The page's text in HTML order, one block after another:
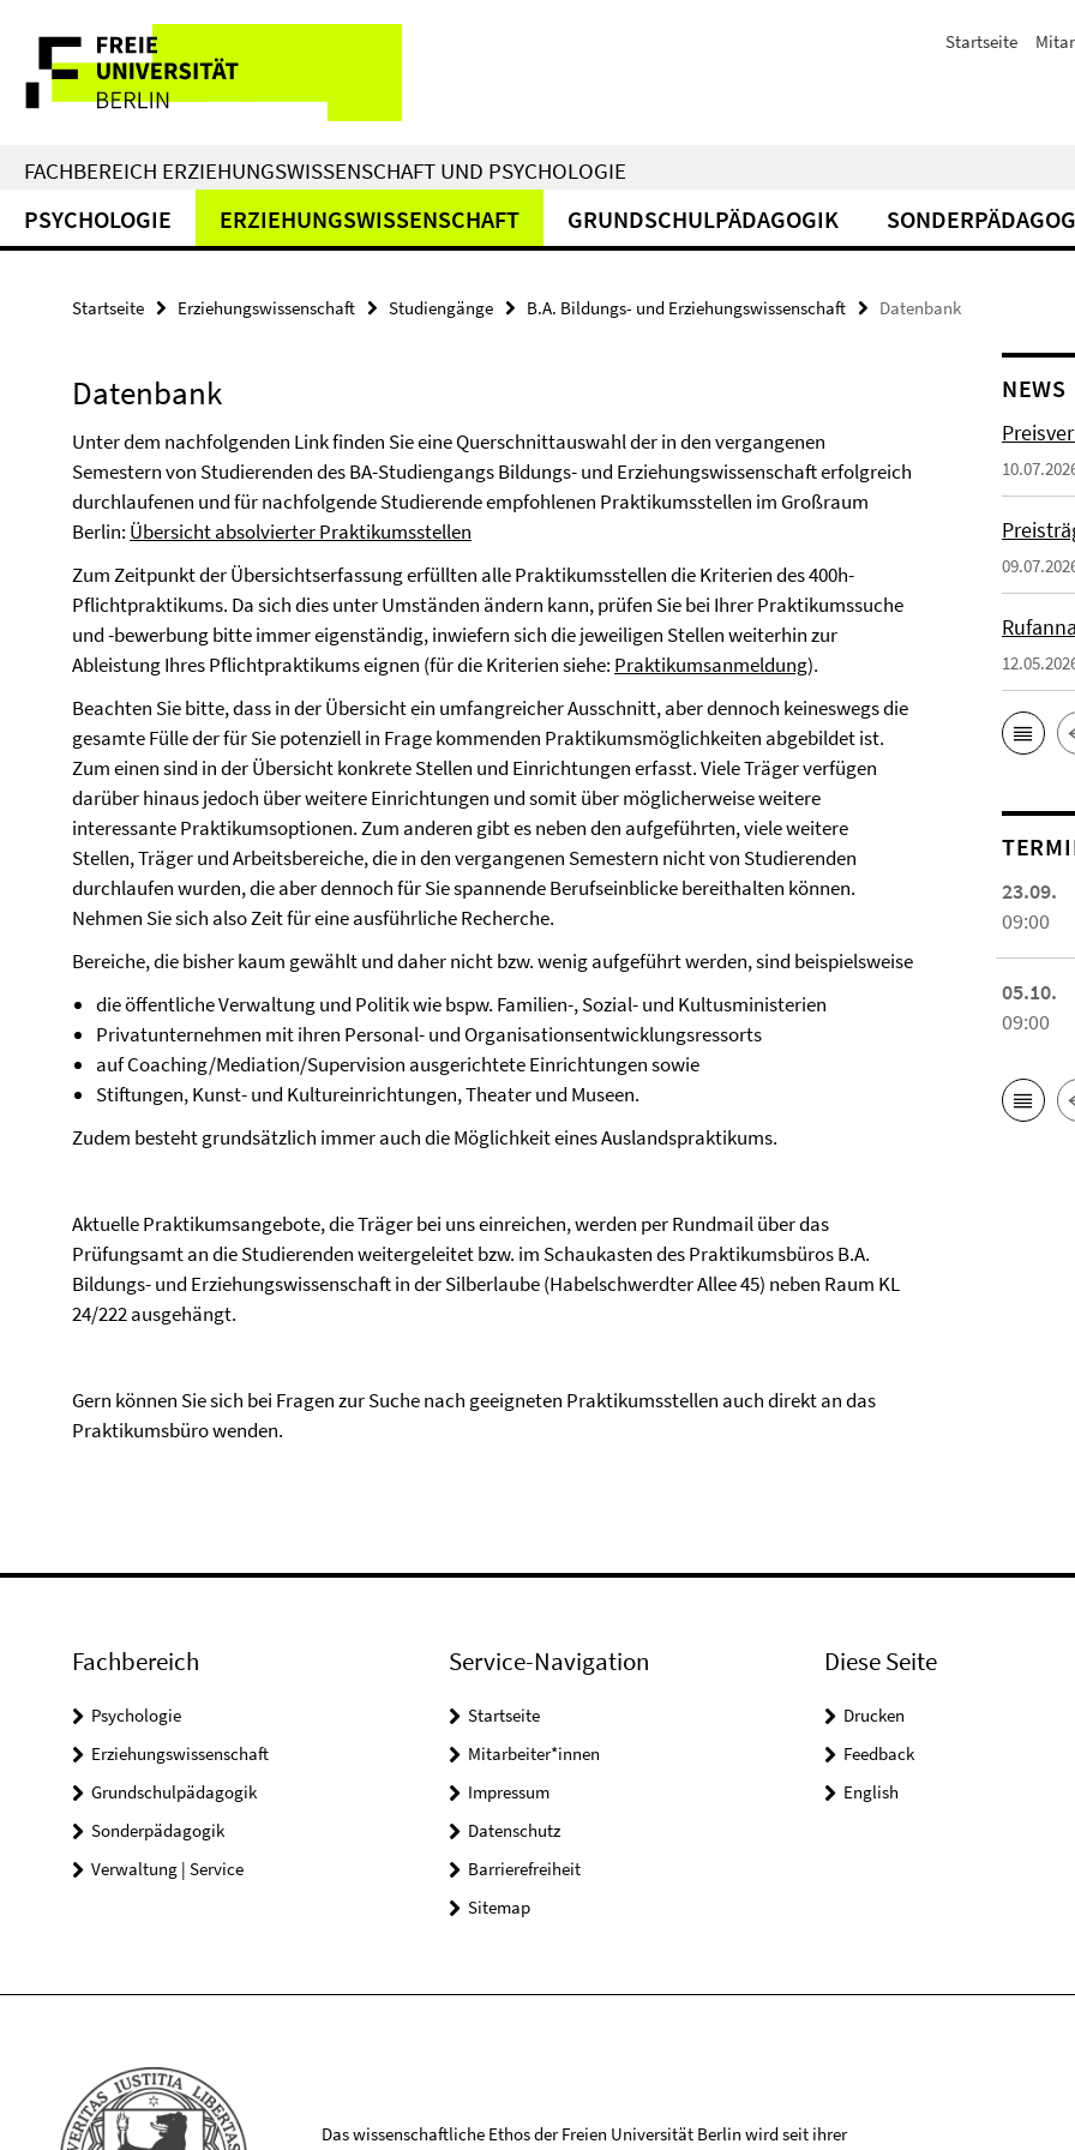
direkt
Inhalt
Service-
Navigation
Startseite
FACHBEREICH ERZIEHUNGSWISSENSCHAFT UND PSYCHOLOGIE
PSYCHOLOGIE ERZIEHUNGSWISSENSCHAFT GRUNDSCHULPÄDAGOGIK
Startseite Erziehungswissenschaft Studiengänge B.A. Bildungs- und Erziehungswissenschaft Datenbank
Datenbank
Unter dem nachfolgenden Link finden Sie eine Querschnittauswahl der in den vergangenen
Semestern von Studierenden des BA-Studiengangs Bildungs- und Erziehungswissenschaft erfolgreich
durchlaufenen und für nachfolgende Studierende empfohlenen Praktikumsstellen im Großraum
Berlin: Übersicht absolvierter Praktikumsstellen
Zum Zeitpunkt der Übersichtserfassung erfüllten alle Praktikumsstellen die Kriterien des 400h-
Pflichtpraktikums. Da sich dies unter Umständen ändern kann, prüfen Sie bei Ihrer Praktikumssuche
und -bewerbung bitte immer eigenständig, inwiefern sich die jeweiligen Stellen weiterhin zur
Ableistung Ihres Pflichtpraktikums eignen (für die Kriterien siehe: Praktikumsanmeldung).
Beachten Sie bitte, dass in der Übersicht ein umfangreicher Ausschnitt, aber dennoch keineswegs die
gesamte Fülle der für Sie potenziell in Frage kommenden Praktikumsmöglichkeiten abgebildet ist.
Zum einen sind in der Übersicht konkrete Stellen und Einrichtungen erfasst. Viele Träger verfügen
darüber hinaus jedoch über weitere Einrichtungen und somit über möglicherweise weitere
interessante Praktikumsoptionen. Zum anderen gibt es neben den aufgeführten, viele weitere
Stellen, Träger und Arbeitsbereiche, die in den vergangenen Semestern nicht von Studierenden
durchlaufen wurden, die aber dennoch für Sie spannende Berufseinblicke bereithalten können.
Nehmen Sie sich also Zeit für eine ausführliche Recherche.
Bereiche, die bisher kaum gewählt und daher nicht bzw. wenig aufgeführt werden, sind beispielsweise
die öffentliche Verwaltung und Politik wie bspw. Familien-, Sozial- und Kultusministerien
Privatunternehmen mit ihren Personal- und Organisationsentwicklungsressorts
auf Coaching/Mediation/Supervision ausgerichtete Einrichtungen sowie
Stiftungen, Kunst- und Kultureinrichtungen, Theater und Museen.
Zudem besteht grundsätzlich immer auch die Möglichkeit eines Auslandspraktikums.
Aktuelle Praktikumsangebote, die Träger bei uns einreichen, werden per Rundmail über das
Prüfungsamt an die Studierenden weitergeleitet bzw. im Schaukasten des Praktikumsbüros B.A.
Bildungs- und Erziehungswissenschaft in der Silberlaube (Habelschwerdter Allee 45) neben Raum KL
24/222 ausgehängt.
Gern können Sie sich bei Fragen zur Suche nach geeigneten Praktikumsstellen auch direkt an das
Praktikumsbüro wenden.
NEWS
23.09.
09:00
05.10.
09:00
Fachbereich
Psychologie
Erziehungswissenschaft
Grundschulpädagogik
Sonderpädagogik
Verwaltung | Service
Service-Navigation
Startseite
Mitarbeiter*innen
Impressum
Datenschutz
Barrierefreiheit
Sitemap
Diese Seite
Drucken
Feedback
English
Das wissenschaftliche Ethos der Freien Universität Berlin wird seit ihrer